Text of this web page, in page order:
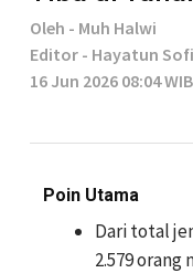
Oleh - Muh Halwi
Editor - Hayatun
16 Jun 2026 08:04 WIB
Poin Utama
Dari total
2.579